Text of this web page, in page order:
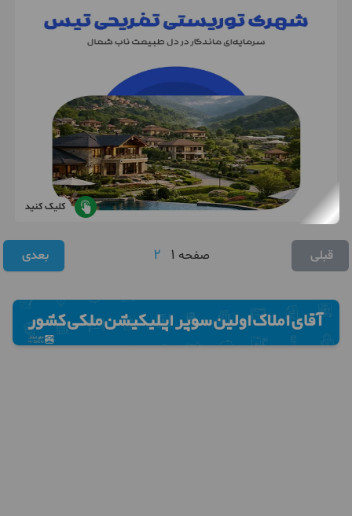
کلیک کنید
قبلی صفحه 1
2 بعدی